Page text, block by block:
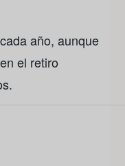
año, aunque
el retiro